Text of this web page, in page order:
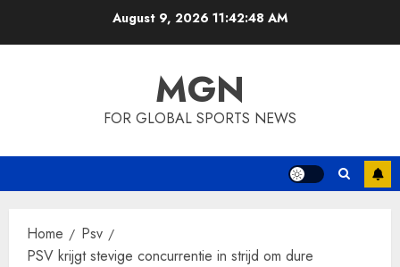
August 9, 2026 11:42:49 AM
MGN
FOR GLOBAL SPORTS NEWS
Home
Psv
PSV krijgt stevige concurrentie in strijd om dure